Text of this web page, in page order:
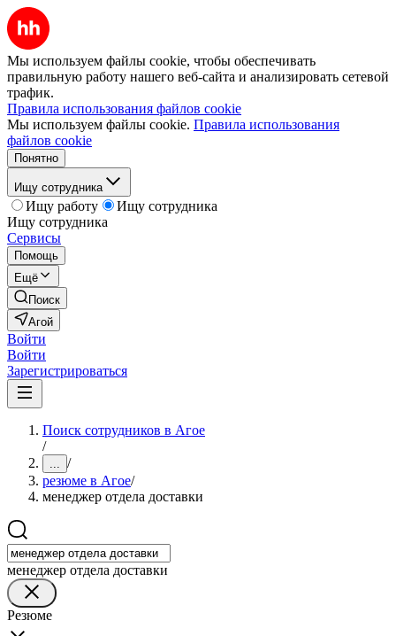
Мы используем файлы cookie, чтобы обеспечивать
правильную работу нашего веб-сайта и анализировать сетевой
трафик.
Правила использования файлов cookie
Мы используем файлы cookie. Правила использования
файлов cookie
Понятно
Ищу сотрудника
Ищу работу
Ищу сотрудника
Ищу сотрудника
Сервисы
Помощь
Ещё
Поиск
Агой
Войти
Войти
Зарегистрироваться
Поиск сотрудников в Агое
/
... /
резюме в Агое/
менеджер отдела доставки
менеджер отдела доставки
Резюме